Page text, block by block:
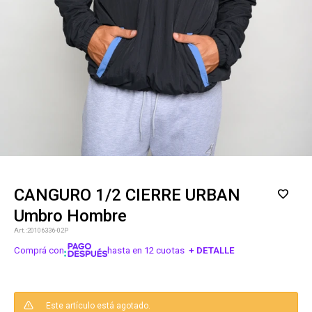
CANGURO 1/2 CIERRE URBAN
Umbro Hombre
20106336-02P
Comprá con hasta en 12 cuotas + DETALLE
Este artículo está agotado.